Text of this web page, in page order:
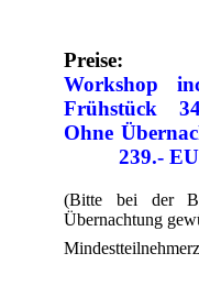
Preise:
Workshop
Frühstück
Ohne
239.-
(Bitte bei der
Übernachtung